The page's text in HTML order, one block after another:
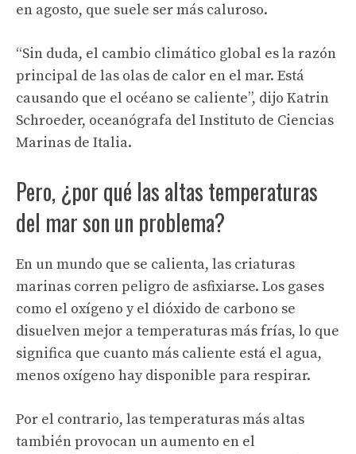
en agosto, que suele ser más caluroso.
“Sin duda, el cambio climático global es la razón
principal de las olas de calor en el mar. Está
causando que el océano se caliente”, dijo Katrin
Schroeder, oceanógrafa del Instituto de Ciencias
Marinas de Italia.
Pero, ¿por qué las altas temperaturas
del mar son un problema?
En un mundo que se calienta, las criaturas
marinas corren peligro de asfixiarse. Los gases
como el oxígeno y el dióxido de carbono se
disuelven mejor a temperaturas más frías, lo que
significa que cuanto más caliente está el agua,
menos oxígeno hay disponible para respirar.
Por el contrario, las temperaturas más altas
también provocan un aumento en el